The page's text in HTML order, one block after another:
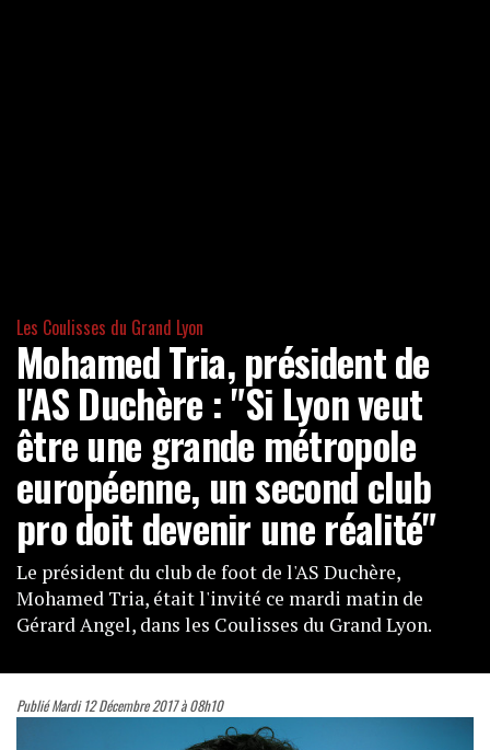
Les Coulisses du Grand Lyon
Mohamed Tria, président de
l'AS Duchère : "Si Lyon veut
être une grande métropole
européenne, un second club
pro doit devenir une réalité"
Le président du club de foot de l'AS Duchère,
Mohamed Tria, était l'invité ce mardi matin de
Gérard Angel, dans les Coulisses du Grand Lyon.
Publié Mardi 12 Décembre 2017 à 08h10